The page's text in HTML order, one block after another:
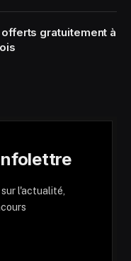
gratuitement à
l'actualité,